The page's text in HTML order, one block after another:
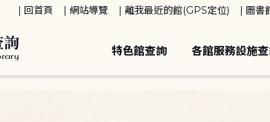
回首頁 網站導覽 離我最近的館(GPS定位) 圖書
特色館查詢 各館服務設施